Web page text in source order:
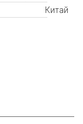
Китай